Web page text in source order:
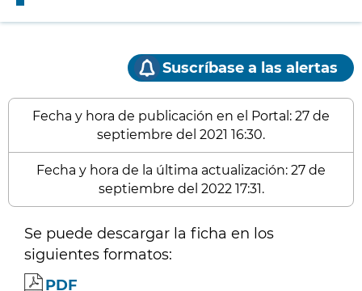
Suscríbase a las alertas
Fecha y hora de publicación en el Portal: 27 de
septiembre del 2021 16:30.
Fecha y hora de la última actualización: 27 de
septiembre del 2022 17:31.
Se puede descargar la ficha en los
siguientes formatos:
PDF